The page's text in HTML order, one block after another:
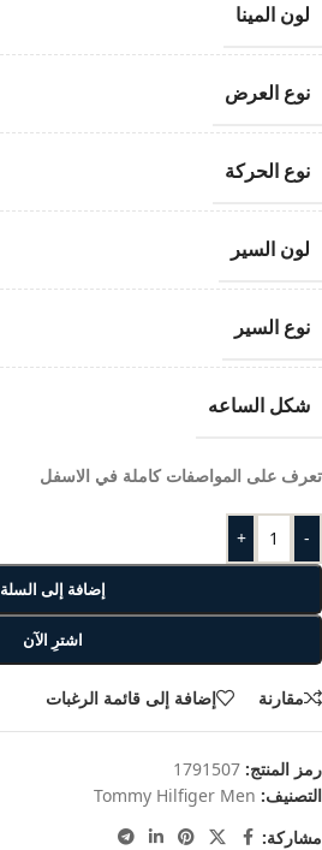
لون المينا
نوع العرض
نوع الحركة
لون السير
نوع السير
شكل الساعه
تعرف على المواصفات كاملة في الاسفل
-
+
إضافة إلى السلة
اشترِ الآن
مقارنة إضافة إلى قائمة الرغبات
رمز المنتج: 1791507
التصنيف: Tommy Hilfiger Men
مشاركة: